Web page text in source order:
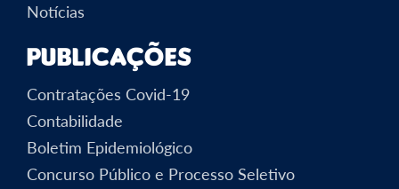
Notícias
Publicações
Contratações Covid-19
Contabilidade
Boletim Epidemiológico
Concurso Público e Processo Seletivo